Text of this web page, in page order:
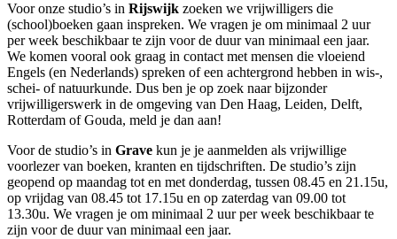
Voor onze studio’s in Rijswijk zoeken we vrijwilligers die
(school)boeken gaan inspreken. We vragen je om minimaal 2 uur
per week beschikbaar te zijn voor de duur van minimaal een jaar.
We komen vooral ook graag in contact met mensen die vloeiend
Engels (en Nederlands) spreken of een achtergrond hebben in wis-,
schei- of natuurkunde. Dus ben je op zoek naar bijzonder
vrijwilligerswerk in de omgeving van Den Haag, Leiden, Delft,
Rotterdam of Gouda, meld je dan aan!
Voor de studio’s in Grave kun je je aanmelden als vrijwillige
voorlezer van boeken, kranten en tijdschriften. De studio’s zijn
geopend op maandag tot en met donderdag, tussen 08.45 en 21.15u,
op vrijdag van 08.45 tot 17.15u en op zaterdag van 09.00 tot
13.30u. We vragen je om minimaal 2 uur per week beschikbaar te
zijn voor de duur van minimaal een jaar.